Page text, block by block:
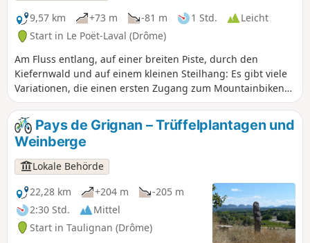
9,57 km
+73 m -81 m 1 Std.
Leicht
Start in Le Poët-Laval (Drôme)
Am Fluss entlang, auf einer breiten Piste, durch den
Kiefernwald und auf einem kleinen Steilhang: Es gibt viele
Variationen, die einen ersten Zugang zum Mountainbiken
in einer stets angenehmen Umgebung ermöglichen. Ideal
für Anfänger und Familien!
Pays de Grignan – Trüffelplantagen und
Weinberge
Lokale Behörde
22,28 km
+204 m
-205 m
2:30 Std.
Mittel
Start in Taulignan (Drôme)